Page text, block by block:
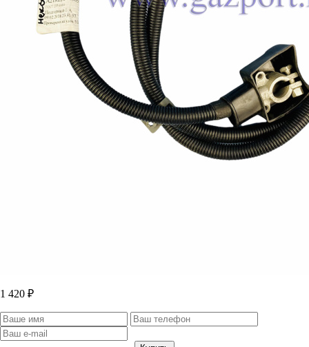
1 420 ₽